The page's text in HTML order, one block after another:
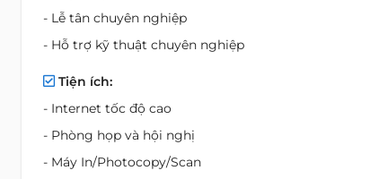
- Lễ tân chuyên nghiệp
- Hỗ trợ kỹ thuật chuyên nghiệp
Tiện ích:
- Internet tốc độ cao
- Phòng họp và hội nghị
- Máy In/Photocopy/Scan